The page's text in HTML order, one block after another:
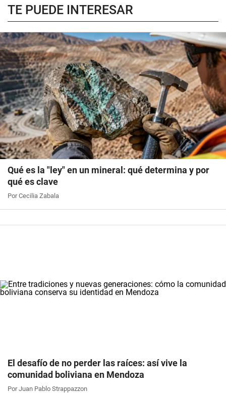
TE PUEDE INTERESAR
Qué es la "ley" en un mineral: qué determina y por
qué es clave
Por Cecilia Zabala
El desafío de no perder las raíces: así vive la
comunidad boliviana en Mendoza
Por Juan Pablo Strappazzon